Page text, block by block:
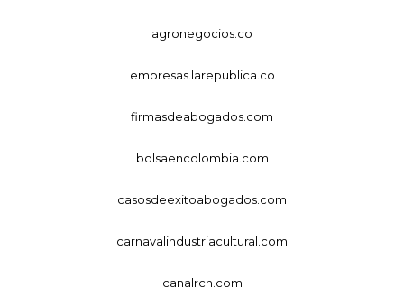
agronegocios.co
empresas.larepublica.co
firmasdeabogados.com
bolsaencolombia.com
casosdeexitoabogados.com
carnavalindustriacultural.com
canalrcn.com